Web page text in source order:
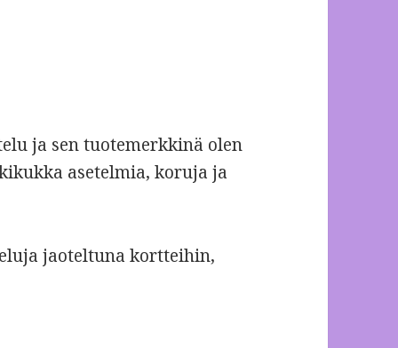
ja sen tuotemerkkinä olen
asetelmia, koruja ja
jaoteltuna kortteihin,